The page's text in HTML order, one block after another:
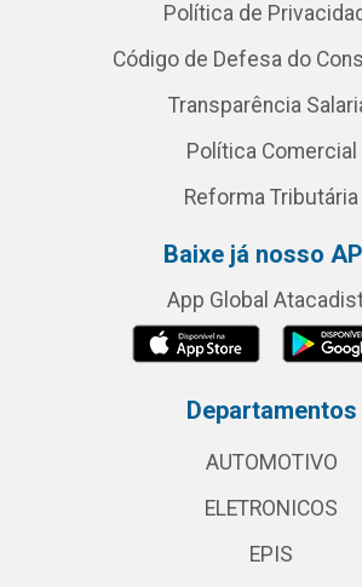
Política de
Código de Defesa do
Transparência
Política Comercial
Reforma Tributária
Baixe já nosso
App Global
Departamentos
AUTOMOTIVO
ELETRONICOS
EPIS